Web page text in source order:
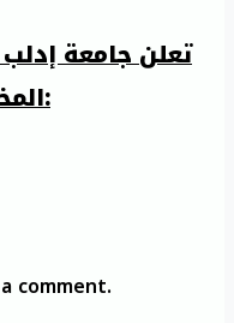
تعلن جامعة
المختوم) لشراء وتوريد ما يلي:
comment.